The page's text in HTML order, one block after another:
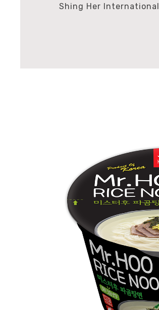
Shing Her International